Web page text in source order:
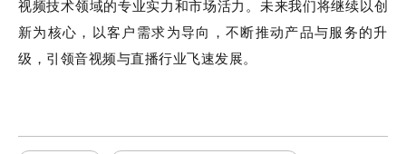
视频技术领域的专业实力和市场活力。未来我们将继续以创
新为核心，以客户需求为导向，不断推动产品与服务的升
级，引领音视频与直播行业飞速发展。